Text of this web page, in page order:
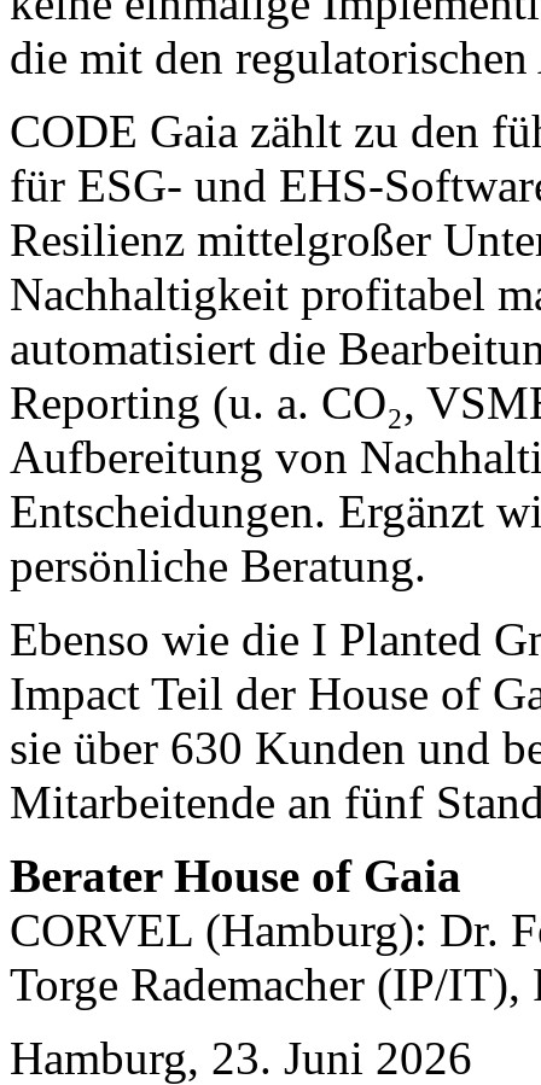
die mit den
CODE Gaia zählt zu den
für ESG- und EHS-
Resilienz mittelgroßer
Nachhaltigkeit profitabel
automatisiert die
Reporting (u. a. CO₂,
Aufbereitung von
Entscheidungen. Ergänzt
persönliche Beratung.
Ebenso wie die I Planted
Impact Teil der House of
sie über 630 Kunden und
Mitarbeitende an fünf
Berater House of Gaia
CORVEL (Hamburg): Dr.
Torge Rademacher (IP/
Hamburg, 23. Juni 2026